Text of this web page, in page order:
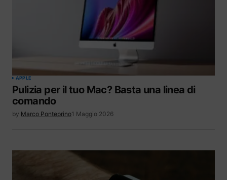
APPLE
Pulizia per il tuo Mac? Basta una linea di
comando
by Marco Ponteprino1 Maggio 2026